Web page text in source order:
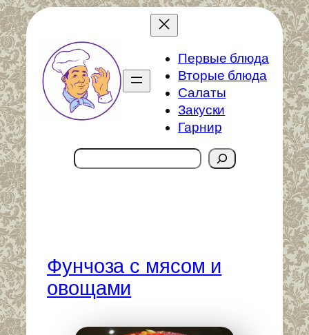
Перейти
к
содержимому
Первые блюда
Вторые блюда
Салаты
Закуски
Гарнир
Поиск
Фунчоза с мясом и
овощами